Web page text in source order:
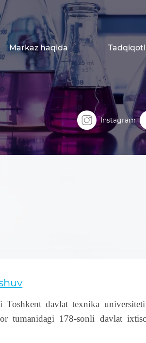
Markaz haqida
Instagram
davlat texnika universiteti
tumanidagi 178-sonli davlat